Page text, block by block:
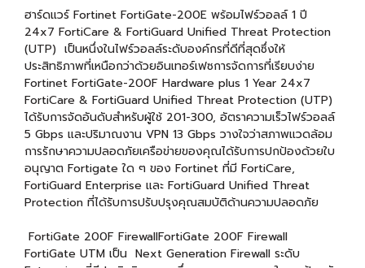
ฮาร์ดแวร์ Fortinet FortiGate-200E พร้อมไฟร์วอลล์ 1 ปี
24x7 FortiCare & FortiGuard Unified Threat Protection
(UTP) เป็นหนึ่งในไฟร์วอลล์ระดับองค์กรที่ดีที่สุดซึ่งให้
ประสิทธิภาพที่เหนือกว่าด้วยอินเทอร์เฟซการจัดการที่เรียบง่าย
Fortinet FortiGate-200F Hardware plus 1 Year 24x7
FortiCare & FortiGuard Unified Threat Protection (UTP)
ได้รับการจัดอันดับสำหรับผู้ใช้ 201-300, อัตราความเร็วไฟร์วอลล์
5 Gbps และปริมาณงาน VPN 13 Gbps วางใจว่าสภาพแวดล้อม
การรักษาความปลอดภัยเครือข่ายของคุณได้รับการปกป้องด้วยใบ
อนุญาต Fortigate ใด ๆ ของ Fortinet ที่มี FortiCare,
FortiGuard Enterprise และ FortiGuard Unified Threat
Protection ที่ได้รับการปรับปรุงคุณสมบัติด้านความปลอดภัย
FortiGate 200F FirewallFortiGate 200F Firewall
FortiGate UTM เป็น Next Generation Firewall ระดับ